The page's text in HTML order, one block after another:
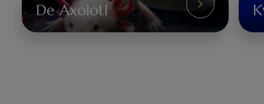
De
Axolotl
De Axolotl